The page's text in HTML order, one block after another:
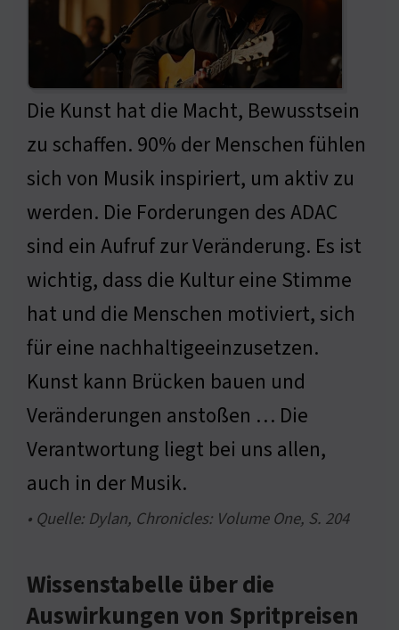
Die Kunst hat die Macht, Bewusstsein
zu schaffen. 90% der Menschen fühlen
sich von Musik inspiriert, um aktiv zu
werden. Die Forderungen des ADAC
sind ein Aufruf zur Veränderung. Es ist
wichtig, dass die Kultur eine Stimme
hat und die Menschen motiviert, sich
für eine nachhaltigeeinzusetzen.
Kunst kann Brücken bauen und
Veränderungen anstoßen … Die
Verantwortung liegt bei uns allen,
auch in der Musik.
• Quelle: Dylan, Chronicles: Volume One, S. 204
Wissenstabelle über die
Auswirkungen von Spritpreisen